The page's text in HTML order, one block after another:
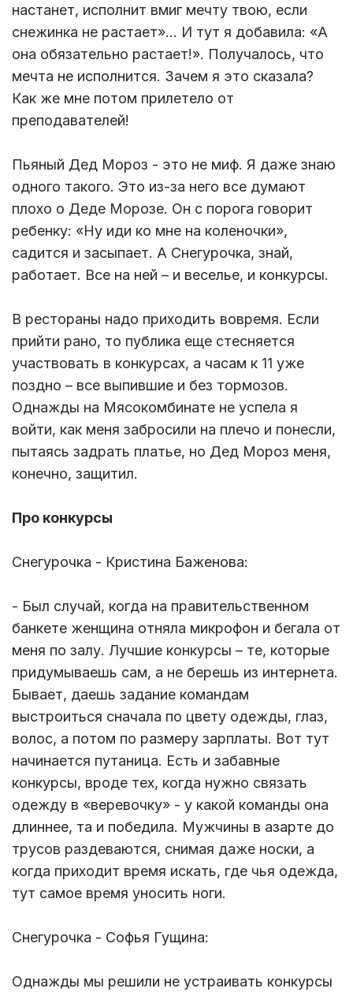
настанет, исполнит вмиг мечту твою, если
снежинка не растает»… И тут я добавила: «А
она обязательно растает!». Получалось, что
мечта не исполнится. Зачем я это сказала?
Как же мне потом прилетело от
преподавателей!
Пьяный Дед Мороз - это не миф. Я даже знаю
одного такого. Это из-за него все думают
плохо о Деде Морозе. Он с порога говорит
ребенку: «Ну иди ко мне на коленочки»,
садится и засыпает. А Снегурочка, знай,
работает. Все на ней – и веселье, и конкурсы.
В рестораны надо приходить вовремя. Если
прийти рано, то публика еще стесняется
участвовать в конкурсах, а часам к 11 уже
поздно – все выпившие и без тормозов.
Однажды на Мясокомбинате не успела я
войти, как меня забросили на плечо и понесли,
пытаясь задрать платье, но Дед Мороз меня,
конечно, защитил.
Про конкурсы
Снегурочка - Кристина Баженова:
- Был случай, когда на правительственном
банкете женщина отняла микрофон и бегала от
меня по залу. Лучшие конкурсы – те, которые
придумываешь сам, а не берешь из интернета.
Бывает, даешь задание командам
выстроиться сначала по цвету одежды, глаз,
волос, а потом по размеру зарплаты. Вот тут
начинается путаница. Есть и забавные
конкурсы, вроде тех, когда нужно связать
одежду в «веревочку» - у какой команды она
длиннее, та и победила. Мужчины в азарте до
трусов раздеваются, снимая даже носки, а
когда приходит время искать, где чья одежда,
тут самое время уносить ноги.
Снегурочка - Софья Гущина:
Однажды мы решили не устраивать конкурсы